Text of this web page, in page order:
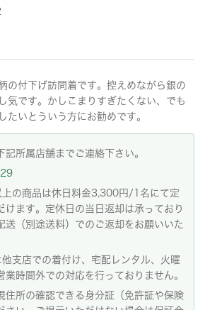
の付下げ訪問着です。控えめながら銀の
気です。かしこまりすぎたくない、でも
たいとういう方にお勧めです。
所属店舗までご連絡下さい。
の商品は休日料金3,300円/1名にて定
けます。定休日の当日返却は承っており
送（別途送料）でのご返却をお願いいた
支店での着付け、宅配レンタル、火曜
業時間外での対応を行っておりません。
住所の確認できる身分証（免許証や保険